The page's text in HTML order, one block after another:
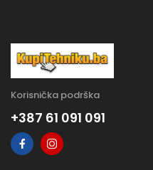
Korisnička podrška
+387 61 091 091